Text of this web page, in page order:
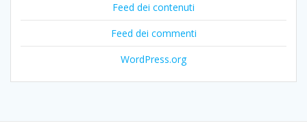
Feed dei contenuti
Feed dei commenti
WordPress.org